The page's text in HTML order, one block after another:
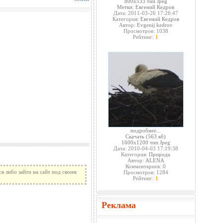
либо зайти на сайт под своим
Метки: Евгений Кедров
Дата: 2011-03-26 17:26:47
Категория: Евгений Кедров
Автор: Evgenij kedrov
Просмотров: 1038
Рейтинг: 1
подробнее...
Скачать (563 кб)
1600x1200 тип Jpeg
Дата: 2010-04-03 17:19:38
Категория: Природа
Автор: ALENA
Комментариев: 0
Просмотров: 1284
Рейтинг: 1
Реклама